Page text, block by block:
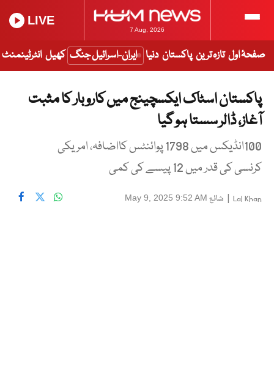
7 Aug, 2026
LIVE
صفحۂ اول تازہ ترین پاکستان دنیا ایران-اسرائیل جنگ کھیل انٹرٹینمنٹ
پاکستان اسٹاک ایکسچینج میں کاروبار کا مثبت
آغاز، ڈالر سستا ہو گیا
100انڈیکس میں 1798 پوائنٹس کااضافہ، امریکی
کرنسی کی قدر میں 12 پیسے کی کمی
Lal Khan
| شائع May 9, 2025 9:52 AM